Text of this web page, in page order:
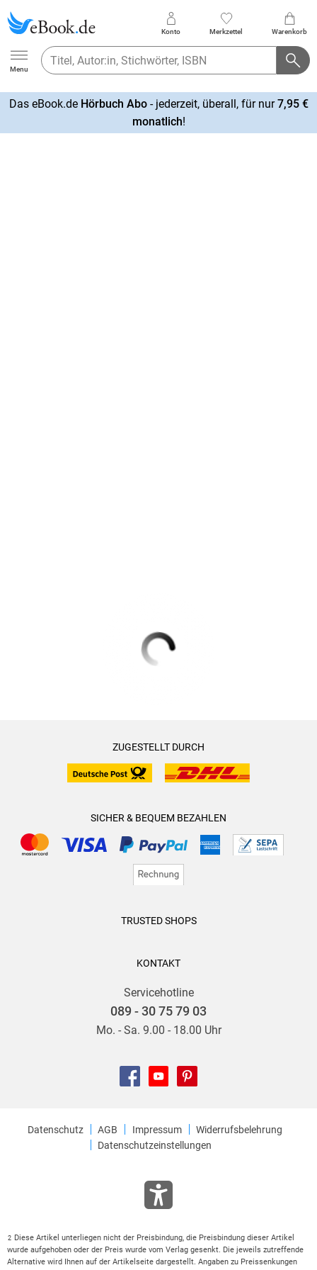
Ebook.de
Menu
Konto Merkzettel Warenkorb
Das eBook.de Hörbuch Abo- jederzeit, überall, für nur7,95 €
monatlich!
ZUGESTELLT DURCH
SICHER & BEQUEM BEZAHLEN
TRUSTED SHOPS
KONTAKT
Servicehotline
089 - 30 75 79 03
Mo. - Sa. 9.00 - 18.00 Uhr
Datenschutz AGB Impressum
Widerrufsbelehrung
Datenschutzeinstellungen
2 Diese Artikel unterliegen nicht der Preisbindung, die Preisbindung dieser Artikel
wurde aufgehoben oder der Preis wurde vom Verlag gesenkt. Die jeweils zutreffende
Alternative wird Ihnen auf der Artikelseite dargestellt. Angaben zu Preissenkungen